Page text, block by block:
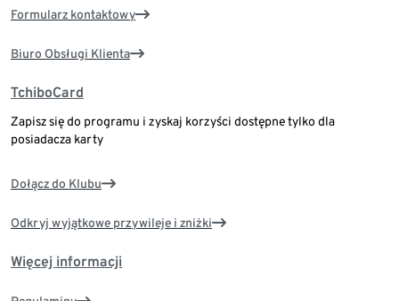
Formularz kontaktowy
Biuro Obsługi Klienta
TchiboCard
Zapisz się do programu i zyskaj korzyści dostępne tylko dla
posiadacza karty
Dołącz do Klubu
Odkryj wyjątkowe przywileje i zniżki
Więcej informacji